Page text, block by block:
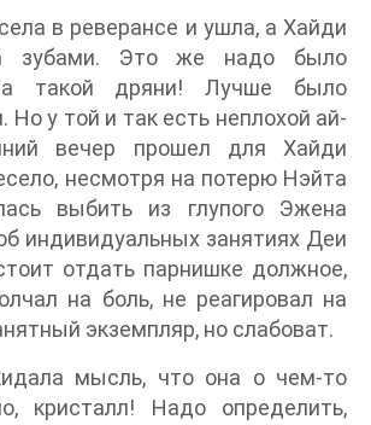
в реверансе и ушла, а Хайди
зубами. Это же надо было
такой дряни! Лучше было
Но у той и так есть неплохой ай-
вечер прошел для Хайди
несмотря на потерю Нэйта
выбить из глупого Эжена
индивидуальных занятиях Деи
отдать парнишке должное,
на боль, не реагировал на
экземпляр, но слабоват.
мысль, что она о чем-то
кристалл! Надо определить,